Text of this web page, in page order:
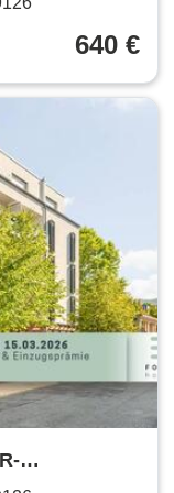
640 €